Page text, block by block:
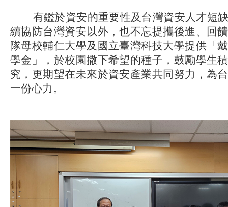
有鑑於資安的重要性及台灣資安人才短缺
續協防台灣資安以外，也不忘提攜後進、回
隊母校輔仁大學及國立臺灣科技大學提供「
學金」，於校園撒下希望的種子，鼓勵學生
究，更期望在未來於資安產業共同努力，為
一份心力。